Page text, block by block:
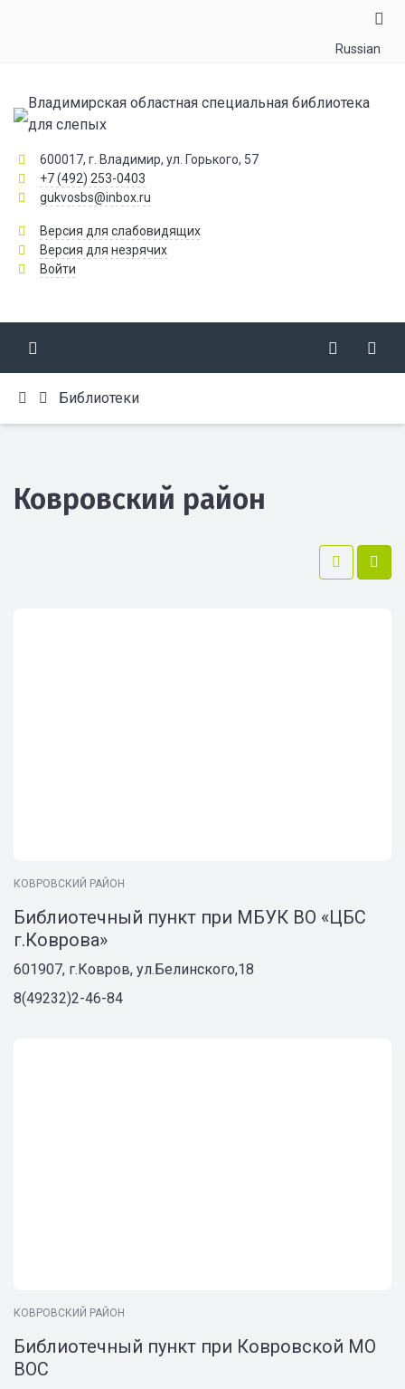
Russian
Владимирская областная специальная библиотека
для слепых
600017, г. Владимир, ул. Горького, 57
+7 (492) 253-0403
gukvosbs@inbox.ru
Версия для слабовидящих
Версия для незрячих
Войти
Библиотеки
Ковровский район
КОВРОВСКИЙ РАЙОН
Библиотечный пункт при МБУК ВО «ЦБС
г.Коврова»
601907, г.Ковров, ул.Белинского,18
8(49232)2-46-84
КОВРОВСКИЙ РАЙОН
Библиотечный пункт при Ковровской МО
ВОС